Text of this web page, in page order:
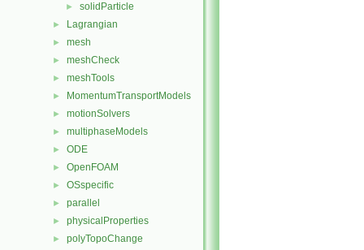
► solidParticle
► Lagrangian
► mesh
► meshCheck
► meshTools
► MomentumTransportModels
► motionSolvers
► multiphaseModels
► ODE
► OpenFOAM
► OSspecific
► parallel
► physicalProperties
► polyTopoChange